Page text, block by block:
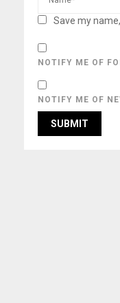
Save my
NOTIFY ME OF
NOTIFY ME OF